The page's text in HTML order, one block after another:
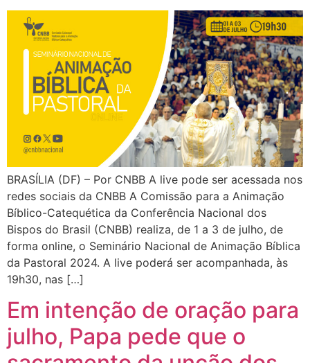
BRASÍLIA (DF) – Por CNBB A live pode ser acessada nos
redes sociais da CNBB A Comissão para a Animação
Bíblico-Catequética da Conferência Nacional dos
Bispos do Brasil (CNBB) realiza, de 1 a 3 de julho, de
forma online, o Seminário Nacional de Animação Bíblica
da Pastoral 2024. A live poderá ser acompanhada, às
19h30, nas […]
Em intenção de oração para
julho, Papa pede que o